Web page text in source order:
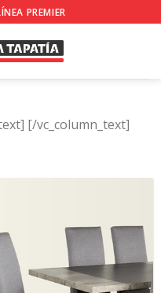
PREMIER
[/vc_column_text]